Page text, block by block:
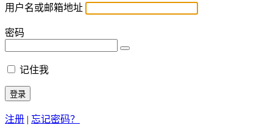
用户名或邮箱地址
密码
记住我
注册 | 忘记密码？